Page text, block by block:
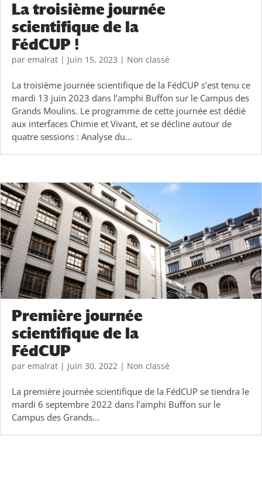
La troisième journée
scientifique de la
FédCUP !
par emalrat | Juin 15, 2023 | Non classé
La troisième journée scientifique de la FédCUP s’est tenu ce
mardi 13 juin 2023 dans l’amphi Buffon sur le Campus des
Grands Moulins. Le programme de cette journée est dédié
aux interfaces Chimie et Vivant, et se décline autour de
quatre sessions : Analyse du...
Première journée
scientifique de la
FédCUP
par emalrat | Juin 30, 2022 | Non classé
La première journée scientifique de la FédCUP se tiendra le
mardi 6 septembre 2022 dans l’amphi Buffon sur le
Campus des Grands...